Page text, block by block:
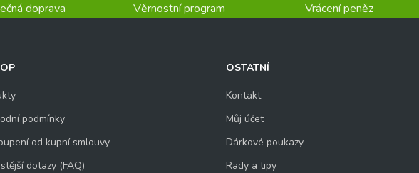
doprava Věrnostní program Vrácení peněz
podmínky
od kupní smlouvy
dotazy (FAQ)
OSTATNÍ
Kontakt
Můj účet
Dárkové poukazy
Rady a tipy